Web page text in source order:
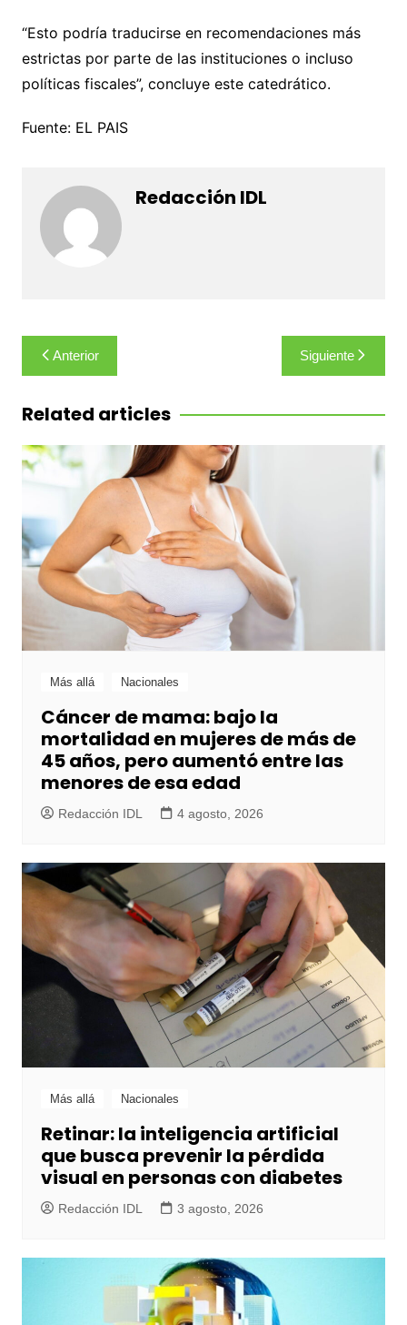
“Esto podría traducirse en recomendaciones más
estrictas por parte de las instituciones o incluso
políticas fiscales”, concluye este catedrático.
Fuente: EL PAIS
Redacción IDL
Navegación
de
entradas
Anterior Siguiente
Related articles
Más allá Nacionales
Cáncer de mama: bajo la
mortalidad en mujeres de más de
45 años, pero aumentó entre las
menores de esa edad
Redacción IDL 4 agosto, 2026
Más allá Nacionales
Retinar: la inteligencia artificial
que busca prevenir la pérdida
visual en personas con diabetes
Redacción IDL 3 agosto, 2026